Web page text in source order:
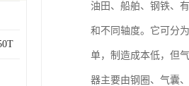
油田、船舶、钢铁、
和不同轴度。它可分
单，制造成本低，但
器主要由钢圈、气囊